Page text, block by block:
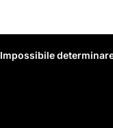
Impossibile